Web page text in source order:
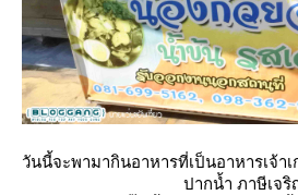
วันนี้จะพามากินอาหารที่เป็นอาหารเจ้า
ปากน้ำ ภาษีเจริ